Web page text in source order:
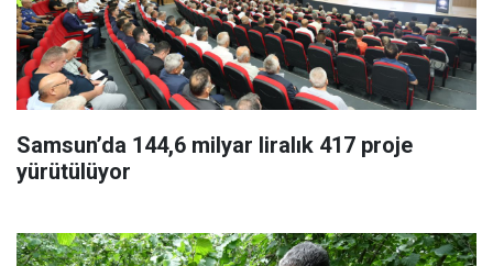
Samsun’da 144,6 milyar liralık 417 proje
yürütülüyor